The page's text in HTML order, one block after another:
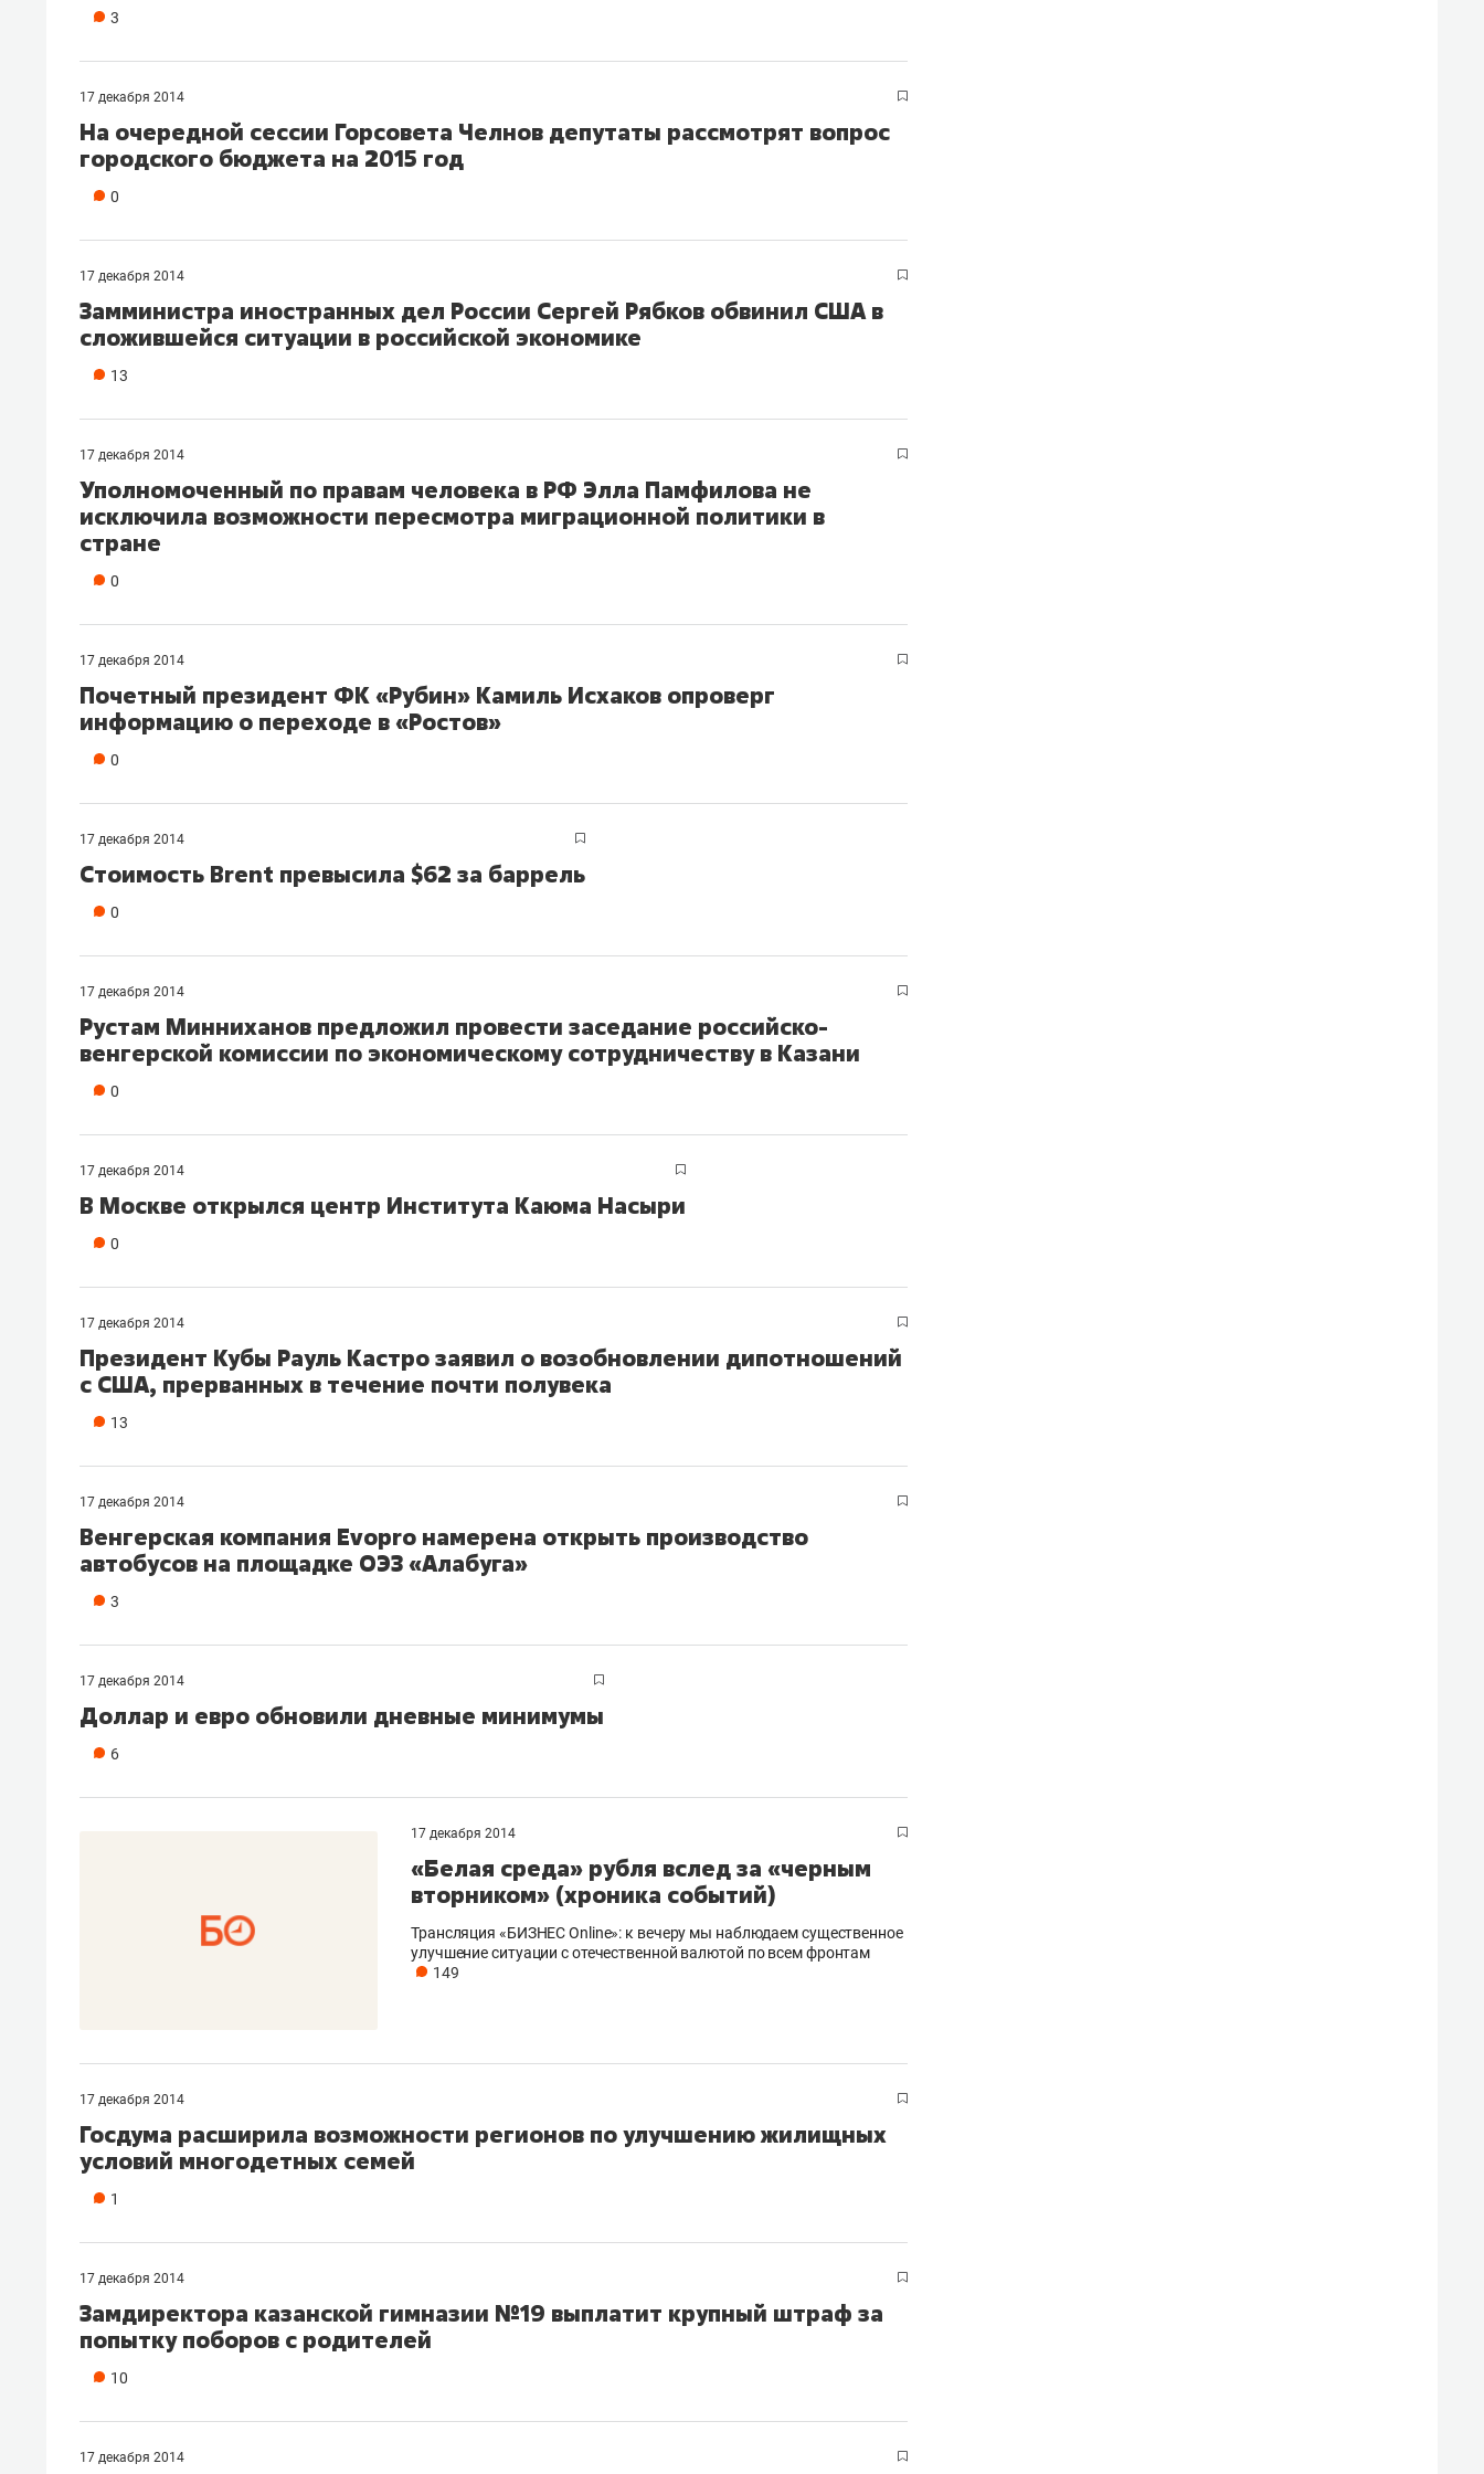
3
17 декабря 2014
На очередной сессии Горсовета Челнов депутаты рассмотрят вопрос
городского бюджета на 2015 год
0
17 декабря 2014
Замминистра иностранных дел России Сергей Рябков обвинил США в
сложившейся ситуации в российской экономике
13
17 декабря 2014
Уполномоченный по правам человека в РФ Элла Памфилова не
исключила возможности пересмотра миграционной политики в
стране
0
17 декабря 2014
Почетный президент ФК «Рубин» Камиль Исхаков опроверг
информацию о переходе в «Ростов»
0
17 декабря 2014
Стоимость Brent превысила $62 за баррель
0
17 декабря 2014
Рустам Минниханов предложил провести заседание российско-
венгерской комиссии по экономическому сотрудничеству в Казани
0
17 декабря 2014
В Москве открылся центр Института Каюма Насыри
0
17 декабря 2014
Президент Кубы Рауль Кастро заявил о возобновлении дипотношений
с США, прерванных в течение почти полувека
13
17 декабря 2014
Венгерская компания Evopro намерена открыть производство
автобусов на площадке ОЭЗ «Алабуга»
3
17 декабря 2014
Доллар и евро обновили дневные минимумы
6
17 декабря 2014
«Белая среда» рубля вслед за «черным
вторником» (хроника событий)
Трансляция «БИЗНЕС Online»: к вечеру мы наблюдаем существенное
улучшение ситуации с отечественной валютой по всем фронтам
149
17 декабря 2014
Госдума расширила возможности регионов по улучшению жилищных
условий многодетных семей
1
17 декабря 2014
Замдиректора казанской гимназии №19 выплатит крупный штраф за
попытку поборов с родителей
10
17 декабря 2014